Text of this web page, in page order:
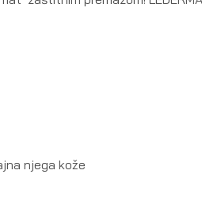
njega kože